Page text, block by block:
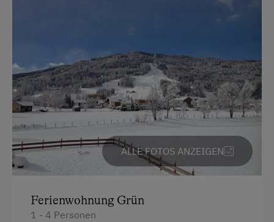
ALLE FOTOS ANZEIGEN
Ferienwohnung Grün
1 - 4 Personen